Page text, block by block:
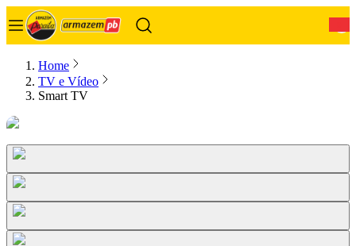
Home
TV e Vídeo
Smart TV